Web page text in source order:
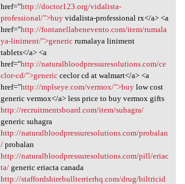
href="http://doctor123.org/vidalista-
professional/">buyvidalista-professional rx</a> <a
href="http://fontanellabenevento.com/item/rumala
ya-liniment/">genericrumalaya liniment
tablets</a> <a
href="http://naturalbloodpressuresolutions.com/ce
clor-cd/">genericceclor cd at walmart</a> <a
href="http://mplseye.com/vermox/">buylow cost
generic vermox</a> less price to buy vermox gifts
http://recruitmentsboard.com/item/suhagra/
generic suhagra
http://naturalbloodpressuresolutions.com/probalan
/probalan
http://naturalbloodpressuresolutions.com/pill/eriac
ta/generic eriacta canada
http://staffordshirebullterrierhq.com/drug/biltricid